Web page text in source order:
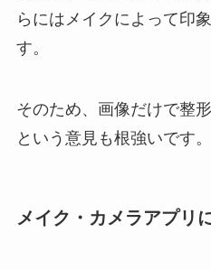
らにはメイクによって印
す。
そのため、画像だけで整
という意見も根強いです。
メイク・カメラアプリ